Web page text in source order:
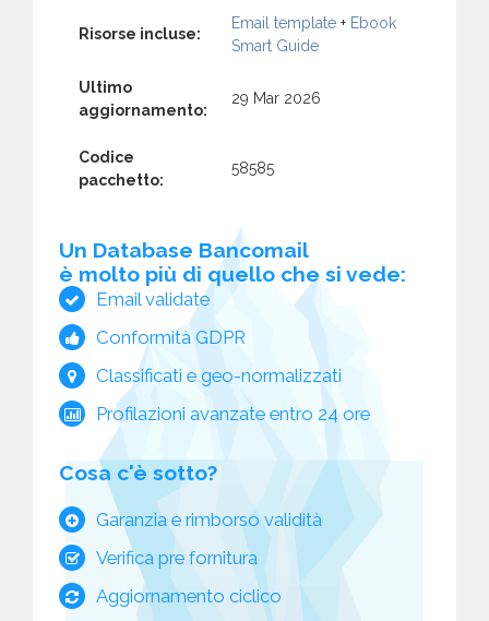
Risorse incluse:
Email template + Ebook
Smart Guide
Ultimo
aggiornamento:
29 Mar 2026
Codice
pacchetto:
58585
Un Database Bancomail
è molto più di quello che si vede:
Email validate
Conformità GDPR
Classificati e geo-normalizzati
Profilazioni avanzate entro 24 ore
Cosa c'è sotto?
Garanzia e rimborso validità
Verifica pre fornitura
Aggiornamento ciclico